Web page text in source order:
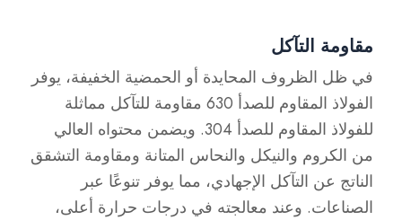
مقاومة التآكل
في ظل الظروف المحايدة أو الحمضية الخفيفة، يوفر
الفولاذ المقاوم للصدأ 630 مقاومة للتآكل مماثلة
للفولاذ المقاوم للصدأ 304. ويضمن محتواه العالي
من الكروم والنيكل والنحاس المتانة ومقاومة التشقق
الناتج عن التآكل الإجهادي، مما يوفر تنوعًا عبر
الصناعات. وعند معالجته في درجات حرارة أعلى،